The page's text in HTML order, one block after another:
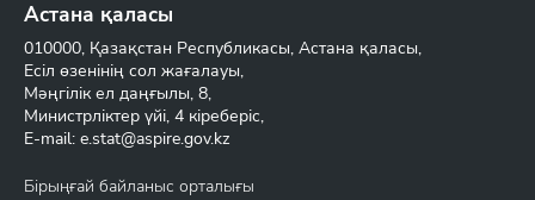
Астана қаласы
010000, Қазақстан Республикасы, Астана қаласы,
Есіл өзенінің сол жағалауы,
Мәңгілік ел даңғылы, 8,
Министрліктер үйі, 4 кіреберіс,
E-mail: e.stat@aspire.gov.kz
Бірыңғай байланыс орталығы